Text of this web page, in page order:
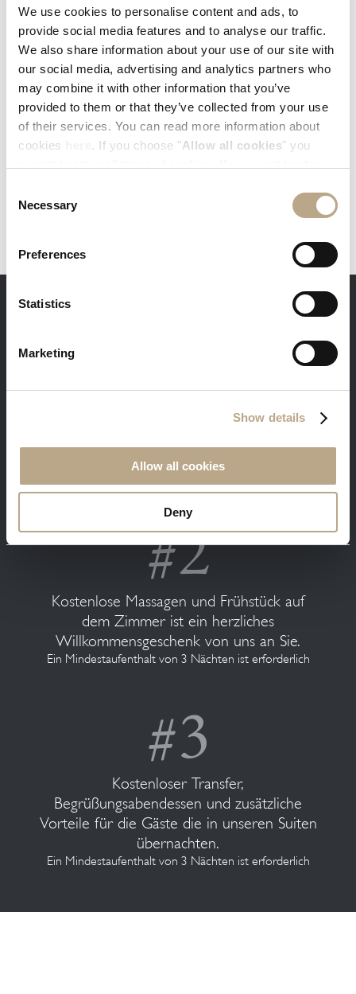
We use cookies to personalise content and ads, to
provide social media features and to analyse our traffic.
We also share information about your use of our site with
our social media, advertising and analytics partners who
may combine it with other information that you’ve
provided to them or that they’ve collected from your use
of their services. You can read more information about
cookies
. If you choose "Allow all cookies" you
tick boxes below, and then click "
Allow selection".
Selection
Necessary
Preferences
Statistics
Marketing
Show details
Allow all cookies
Deny
EXPLORE AND SHARE YOUR EXPERIENCE
#ELYSIUMRHODES
DIE VORTEILE BEI DIREKTBUCHUNGEN
Sie erhalten 5% Rabatt.
Kostenlose Massagen und Frühstück auf
dem Zimmer ist ein herzliches
Willkommensgeschenk von uns an Sie.
Ein Mindestaufenthalt von 3 Nächten ist erforderlich
Kostenloser Transfer,
Begrüßungsabendessen und zusätzliche
Vorteile für die Gäste die in unseren Suiten
übernachten.
Ein Mindestaufenthalt von 3 Nächten ist erforderlich